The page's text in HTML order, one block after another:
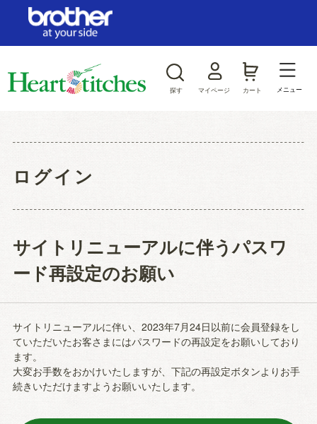
探す マイページ カート メニュー
ログイン
サイトリニューアルに伴うパスワ
ード再設定のお願い
サイトリニューアルに伴い、2023年7月24日以前に会員登録をし
ていただいたお客さまにはパスワードの再設定をお願いしており
ます。
大変お手数をおかけいたしますが、下記の再設定ボタンよりお手
続きいただけますようお願いいたします。
ログイン/新規会員登録